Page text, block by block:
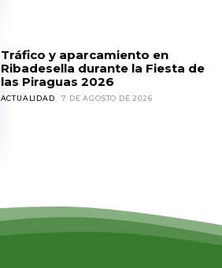
Tráfico y aparcamiento en
Ribadesella durante la Fiesta de
las Piraguas 2026
ACTUALIDAD 7 DE AGOSTO DE 2026